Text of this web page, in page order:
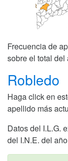
Frecuencia de
sobre el total
Robledo
Haga click en
apellido más
Datos del I.L.G.
del I.N.E. del